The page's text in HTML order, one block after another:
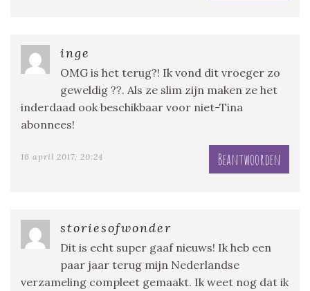
inge
OMG is het terug?! Ik vond dit vroeger zo
geweldig ??. Als ze slim zijn maken ze het
inderdaad ook beschikbaar voor niet-Tina
abonnees!
16 april 2017, 20:24 Beantwoorden
storiesofwonder
Dit is echt super gaaf nieuws! Ik heb een
paar jaar terug mijn Nederlandse
verzameling compleet gemaakt. Ik weet nog dat ik